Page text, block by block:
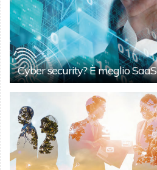
Cyber security? È meglio SaaS